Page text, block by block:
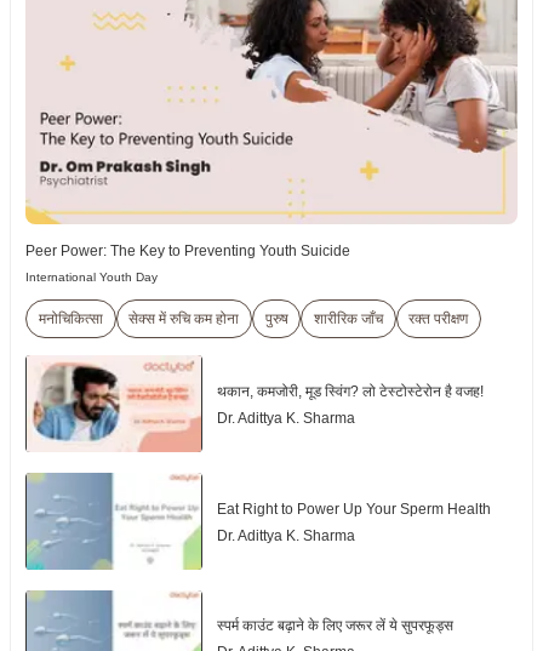
Peer Power: The Key to Preventing Youth Suicide
International Youth Day
मनोचिकित्सा सेक्स में रुचि कम होना पुरुष शारीरिक जाँच रक्त परीक्षण
थकान, कमजोरी, मूड स्विंग? लो टेस्टोस्टेरोन है वजह!
Dr. Adittya K. Sharma
Eat Right to Power Up Your Sperm Health
Dr. Adittya K. Sharma
स्पर्म काउंट बढ़ाने के लिए जरूर लें ये सुपरफूड्स